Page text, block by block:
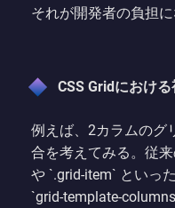
それが開発者の負担に
CSS Gridにおけ
例えば、2カラムのグ
合を考えてみる。従
や `.grid-item` といっ
`grid-template-